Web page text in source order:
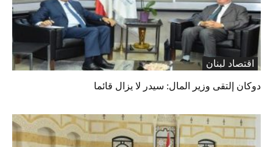
اقتصاد لبنان
دوكان إلتقى وزير المال: سيدر لا يزال قائما